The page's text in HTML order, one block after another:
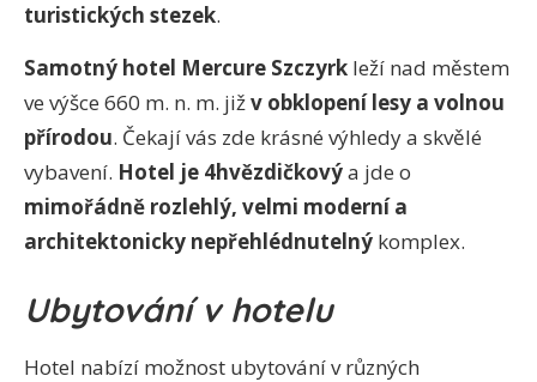
turistických stezek.
Samotný hotel Mercure Szczyrk leží nad městem
ve výšce 660 m. n. m. jižv obklopení lesy a volnou
přírodou. Čekají vás zde krásné výhledy a skvělé
vybavení. Hotel je 4hvězdičkovýa jde o
mimořádně rozlehlý, velmi moderní a
architektonicky nepřehlédnutelný komplex.
Ubytování v hotelu
Hotel nabízí možnost ubytování v různých